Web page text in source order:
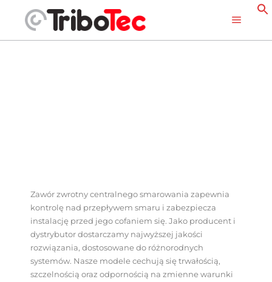
Zawór zwrotny centralnego smarowania zapewnia
kontrolę nad przepływem smaru i zabezpiecza
instalację przed jego cofaniem się. Jako producent i
dystrybutor dostarczamy najwyższej jakości
rozwiązania, dostosowane do różnorodnych
systemów. Nasze modele cechują się trwałością,
szczelnością oraz odpornością na zmienne warunki